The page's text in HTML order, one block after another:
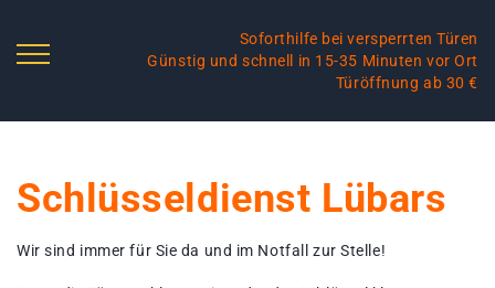
Soforthilfe bei versperrten Türen
Günstig und schnell in 15-35 Minuten vor Ort
Türöffnung ab 30 €
Schlüsseldienst Lübars
Wir sind immer für Sie da und im Notfall zur Stelle!